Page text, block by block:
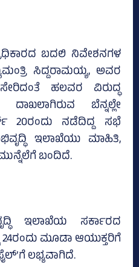
ಬದಲಿ ನಿವೇಶನಗಳ
ಸಿದ್ದರಾಮಯ್ಯ, ಅವರ
ಹಲವರ ವಿರುದ್ಧ
ಬೆನ್ನಲ್ಲೇ
20ರಂದು ನಡೆದಿದ್ದ ಸಭೆ
ಇಲಾಖೆಯು ಮಾಹಿತಿ,
ಮುನ್ನೆಲೆಗೆ ಬಂದಿದೆ.
ಇಲಾಖೆಯ ಸರ್ಕಾರದ
ಮೂಡಾ ಆಯುಕ್ತರಿಗೆ
ಲಭ್ಯವಾಗಿದೆ.